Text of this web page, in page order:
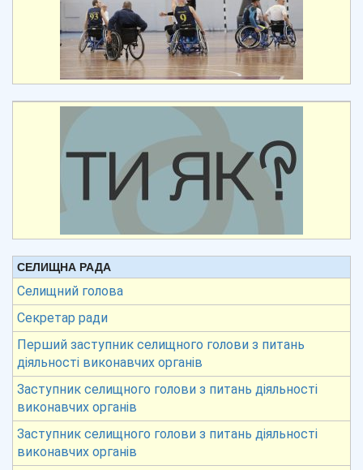
СЕЛИЩНА РАДА
Селищний голова
Секретар ради
Перший заступник селищного голови з питань
діяльності виконавчих органів
Заступник селищного голови з питань діяльності
виконавчих органів
Заступник селищного голови з питань діяльності
виконавчих органів